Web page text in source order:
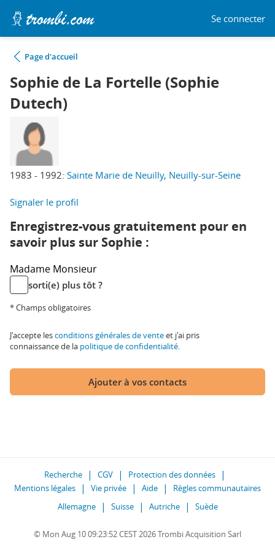
Se connecter
Page d'accueil
Sophie de La Fortelle (Sophie
Dutech)
1983 - 1992: Sainte Marie de Neuilly, Neuilly-sur-Seine
Signaler le profil
Enregistrez-vous gratuitement pour en
savoir plus sur Sophie :
Madame Monsieur
sorti(e) plus tôt ?
* Champs obligatoires
J'accepte lesconditions générales de venteet j'ai pris
connaissance de la politique de confidentialité.
Ajouter à vos contacts
Recherche CGV
Protection des données
Mentions légales
Vie privée Aide
Règles communautaires
Allemagne
Suisse Autriche Suède
© Mon Aug 10 09:23:52 CEST 2026 Trombi Acquisition Sarl